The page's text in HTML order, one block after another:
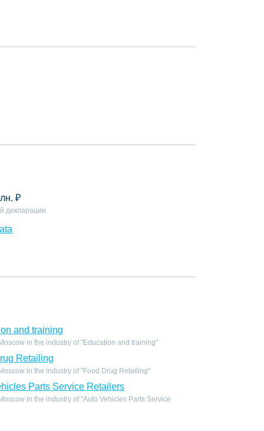
₽
декларации
and training
in the industry of "Education and training"
Retailing
in the industry of "Food Drug Retailing"
Parts Service Retailers
in the industry of "Auto Vehicles Parts Service